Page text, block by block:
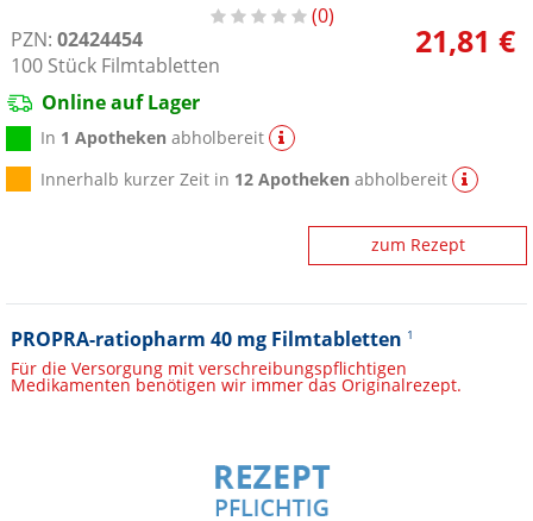
0
PZN: 02424454
100 Stück Filmtabletten
21,81 €
Online auf Lager
In 1 Apotheken abholbereit
Innerhalb kurzer Zeit in 12 Apotheken abholbereit
zum Rezept
PROPRA-ratiopharm 40 mg Filmtabletten 1
Für die Versorgung mit verschreibungspflichtigen
Medikamenten benötigen wir immer das Originalrezept.